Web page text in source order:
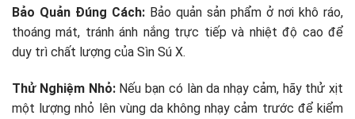
Bảo Quản Đúng Cách: Bảo quản sản phẩm ở nơi khô ráo,
thoáng mát, tránh ánh nắng trực tiếp và nhiệt độ cao để
duy trì chất lượng của Sìn Sú X.
Thử Nghiệm Nhỏ:Nếu bạn có làn da nhạy cảm, hãy thử xịt
một lượng nhỏ lên vùng da không nhạy cảm trước để kiểm